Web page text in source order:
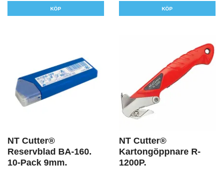
KÖP KÖP
NT Cutter®
Reservblad BA-160.
10-Pack 9mm.
NT Cutter®
Kartongöppnare R-
1200P.